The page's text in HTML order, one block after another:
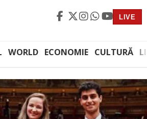
LIVE
WORLD ECONOMIE CULTURĂ